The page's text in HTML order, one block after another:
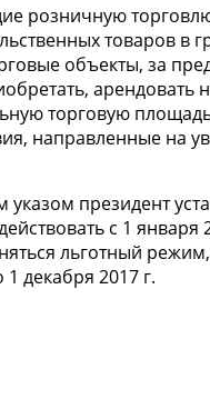
розничную
товаров в
объекты, за
арендовать
торговую
направленные на
президент
с 1
льготный
декабря 2017 г.